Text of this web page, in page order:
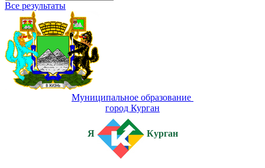
Все результаты
Муниципальное образование
город Курган
Я Курган